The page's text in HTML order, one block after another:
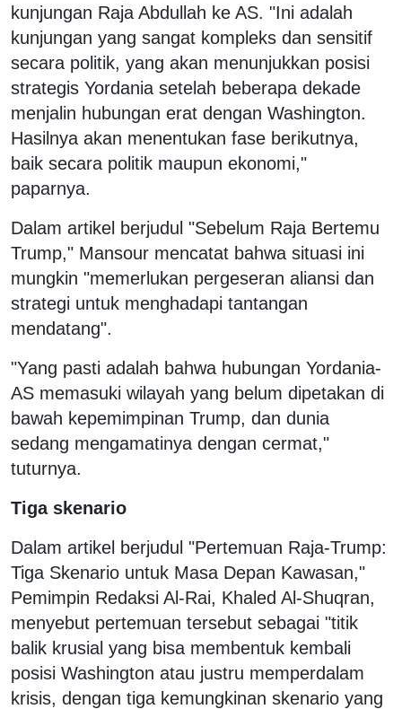
kunjungan Raja Abdullah ke AS. "Ini adalah
kunjungan yang sangat kompleks dan sensitif
secara politik, yang akan menunjukkan posisi
strategis Yordania setelah beberapa dekade
menjalin hubungan erat dengan Washington.
Hasilnya akan menentukan fase berikutnya,
baik secara politik maupun ekonomi,"
paparnya.
Dalam artikel berjudul "Sebelum Raja Bertemu
Trump," Mansour mencatat bahwa situasi ini
mungkin "memerlukan pergeseran aliansi dan
strategi untuk menghadapi tantangan
mendatang".
"Yang pasti adalah bahwa hubungan Yordania-
AS memasuki wilayah yang belum dipetakan di
bawah kepemimpinan Trump, dan dunia
sedang mengamatinya dengan cermat,"
tuturnya.
Tiga skenario
Dalam artikel berjudul "Pertemuan Raja-Trump:
Tiga Skenario untuk Masa Depan Kawasan,"
Pemimpin Redaksi Al-Rai, Khaled Al-Shuqran,
menyebut pertemuan tersebut sebagai "titik
balik krusial yang bisa membentuk kembali
posisi Washington atau justru memperdalam
krisis, dengan tiga kemungkinan skenario yang